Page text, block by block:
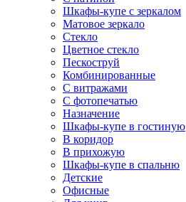
Шкафы-купе с зеркалом
Матовое зеркало
Стекло
Цветное стекло
Пескоструй
Комбинированные
С витражами
С фотопечатью
Назначение
Шкафы-купе в гостиную
В коридор
В прихожую
Шкафы-купе в спальню
Детские
Офисные